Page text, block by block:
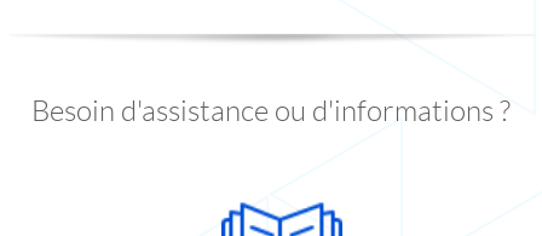
Besoin d'assistance ou d'informations ?